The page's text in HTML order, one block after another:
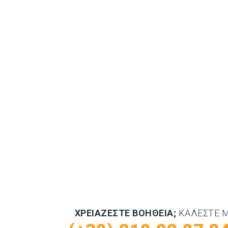
ΧΡΕΙΆΖΕΣΤΕ ΒΟΉΘΕΙΑ; ΚΑΛΈΣΤΕ